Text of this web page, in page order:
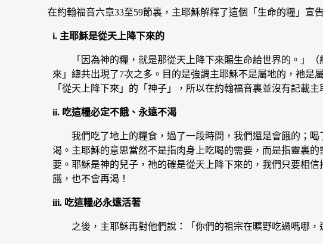
在約翰福音六章33至59節裏，主耶穌解釋了這個「生命的糧」宣告
i. 主耶穌是從天上降下來的
「因為神的糧，就是那從天上降下來賜生命給世界的。」（
來」總共出現了7次之多。目的是強調主耶穌不是屬地的，祂
「從天上降下來」的「神子」，所以在約翰福音裏並沒有記載
ii. 吃這糧必定不餓、永遠不渴
我們吃了地上的糧食，過了一段時間，我們還是會餓的；喝
渴。主耶穌的意思當然不是指肉身上吃喝的需要，而是指靈裏
要。耶穌是神的兒子，祂的確是從天上降下來的，我們只要相
餓，也不會再渴！
iii. 吃這糧必永遠活著
之後，主耶穌再對他們說：「你們的祖宗在曠野吃過嗎哪，